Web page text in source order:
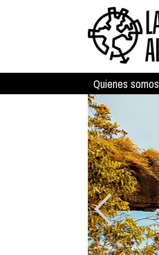
Quienes somos